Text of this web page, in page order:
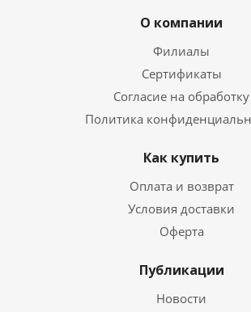
О компании
Филиалы
Сертификаты
Согласие на обработку
Политика
Как купить
Оплата и возврат
Условия доставки
Оферта
Публикации
Новости